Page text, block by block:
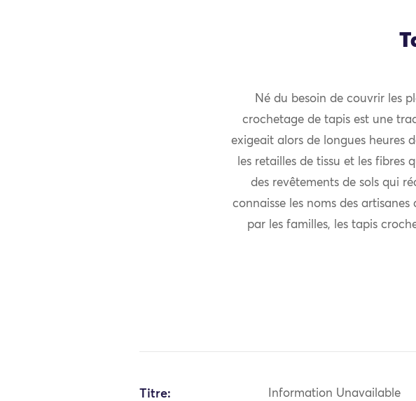
Né du besoin de couvrir les
crochetage de tapis est une
exigeait alors de longues heures
les retailles de tissu et les fibres
des revêtements de sols qui
connaisse les noms des
par les familles, les tapis
Titre: Information Unavailable